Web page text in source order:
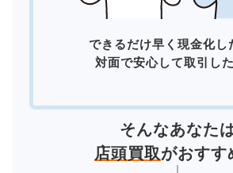
できるだけ早く現金化し
対面で安心して取引した
そんなあなた
店頭買取がおすす